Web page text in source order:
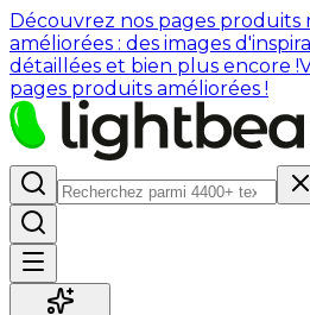
Découvrez nos pages
améliorées : des images
détaillées et bien plus encore !
pages produits améliorées !